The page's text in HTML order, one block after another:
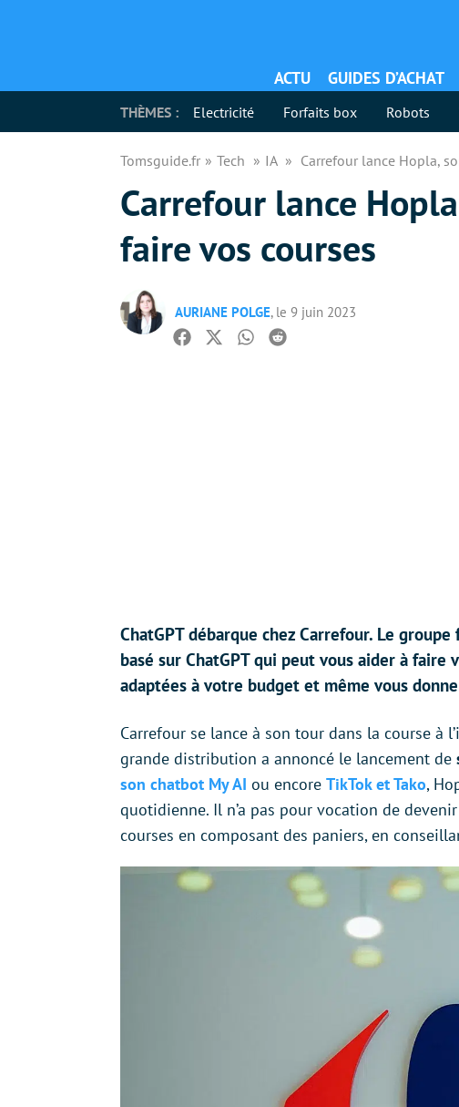
ACTU GUIDES D’ACHAT
THÈMES : Electricité Forfaits box Robots
Tomsguide.fr Tech IA Carrefour lance Hopla,
Carrefour lance
faire vos courses
AURIANE POLGE, le 9 juin 2023
Facebook
TwitterWhatsapp
Reddit
ChatGPT débarque chez Carrefour. Le
basé sur ChatGPT qui peut vous aider à faire
adaptées à votre budget et même vous
Carrefour se lance à son tour dans la course à
grande distribution a annoncé le lancement de
son chatbot My AI ou encore TikTok et Tako,
quotidienne. Il n’a pas pour vocation de
courses en composant des paniers, en